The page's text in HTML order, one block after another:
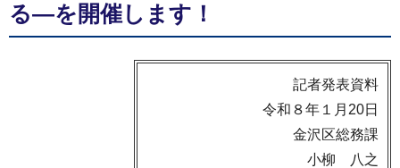
る―を開催します！
記者発表資料
令和８年１月20日
金沢区総務課
小柳 八之